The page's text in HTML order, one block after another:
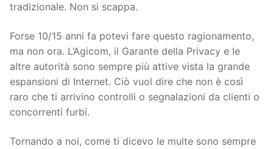
tradizionale. Non si scappa.
Forse 10/15 anni fa potevi fare questo ragionamento,
ma non ora. L’Agicom, il Garante della Privacy e le
altre autorità sono sempre più attive vista la grande
espansioni di Internet. Ciò vuol dire che non è così
raro che ti arrivino controlli o segnalazioni da clienti o
concorrenti furbi.
Tornando a noi, come ti dicevo le multe sono sempre